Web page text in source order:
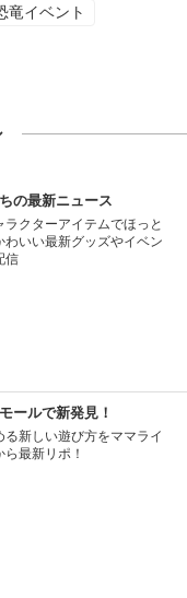
竜イベント
の最新ニュース
ラクターアイテムでほっと
わいい最新グッズやイベン
信
ールで新発見！
る新しい遊び方をママライ
最新リポ！